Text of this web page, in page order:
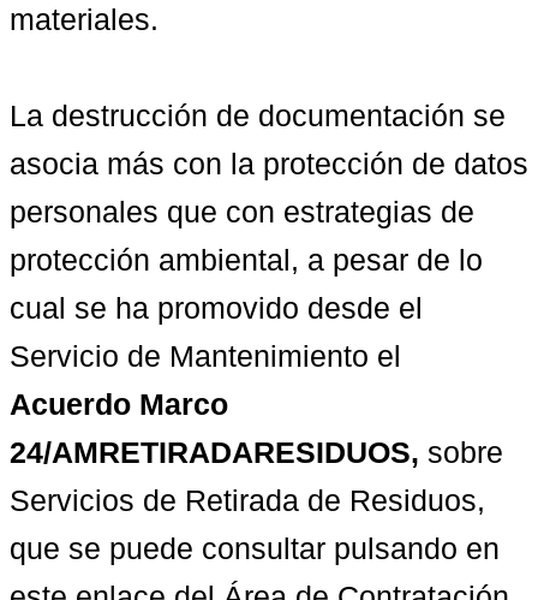
materiales.
La destrucción de documentación se
asocia más con la protección de datos
personales que con estrategias de
protección ambiental, a pesar de lo
cual se ha promovido desde el
Acuerdo Marco
24/AMRETIRADARESIDUOS, sobre
Servicios de Retirada de Residuos,